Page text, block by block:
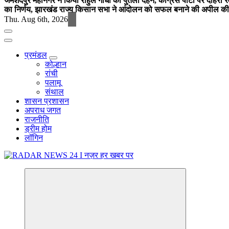
का निर्णय, झारखंड राज्य किसान सभा ने आंदोलन को सफल बनाने की अपील की
Thu. Aug 6th, 2026
प्रमंडल
कोल्हान
रांची
पलामू
संथाल
शासन प्रशासन
अपराध जगत
राजनीति
ड्रीम होम
लॉगिन